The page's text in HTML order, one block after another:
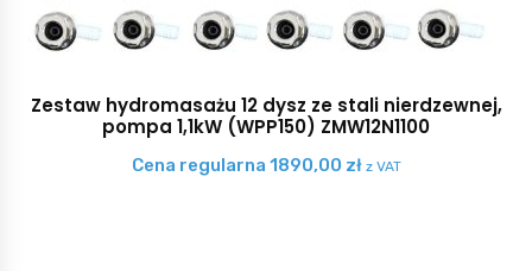
Zestaw hydromasażu 12 dysz ze stali nierdzewnej,
pompa 1,1kW (WPP150) ZMW12N1100
Cena regularna 1890,00 zł z VAT